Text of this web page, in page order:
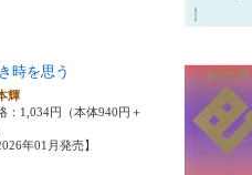
時を思う
輝
：1,034円（本体940円＋
年01月発売】